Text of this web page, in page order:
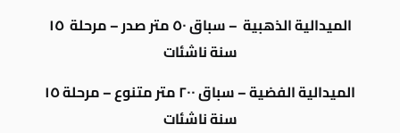
الميدالية الذهبية – سباق ٥٠ متر صدر – مرحلة ١٥
سنة ناشئات
الميدالية الفضية – سباق ٢٠٠ متر متنوع – مرحلة ١٥
سنة ناشئات